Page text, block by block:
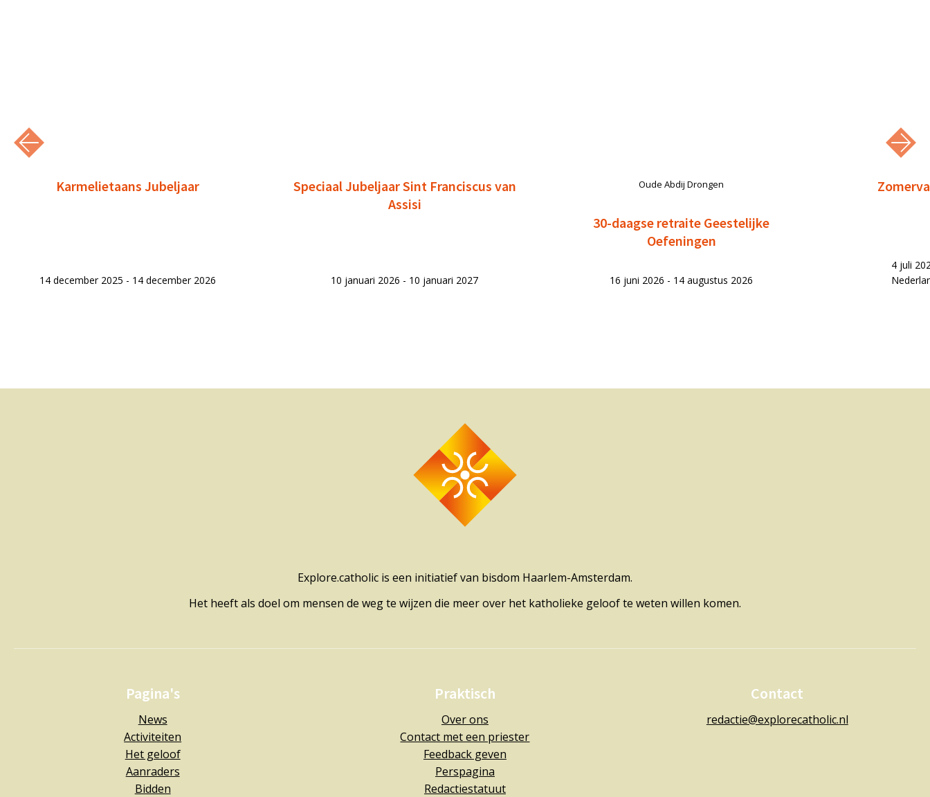
Karmelietaans Jubeljaar
14 december 2025 - 14 december 2026
Speciaal Jubeljaar Sint Franciscus van
Assisi
10 januari 2026 - 10 januari 2027
Oude Abdij Drongen
30-daagse retraite Geestelijke
Oefeningen
16 juni 2026 - 14 augustus 2026
4 juli
Explore.catholic is een initiatief van bisdom Haarlem-Amsterdam.
Het heeft als doel om mensen de weg te wijzen die meer over het katholieke geloof te weten willen komen.
Pagina's
News
Activiteiten
Het geloof
Aanraders
Bidden
Praktisch
Over ons
Contact met een priester
Feedback geven
Perspagina
Redactiestatuut
Contact
redactie@explorecatholic.nl